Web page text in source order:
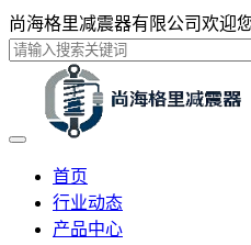
尚海格里减震器有限公司欢迎您
首页
行业动态
产品中心